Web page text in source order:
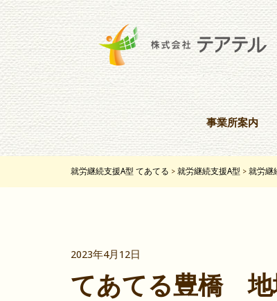
事業所案内
就労継続支援A型 てあてる > 就労継続支援A型 > 就労継
2023年4月12日
てあてる豊橋 地